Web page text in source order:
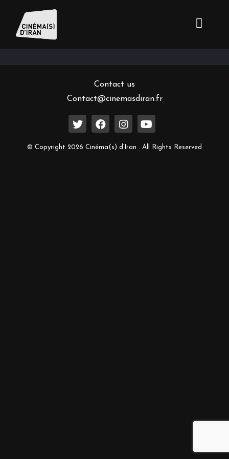
Inscrivez-vous à notre newsletter
Contact us
Contact@cinemasdiran.fr
© Copyright 2026 Cinéma(s) d’Iran . All Rights Reserved